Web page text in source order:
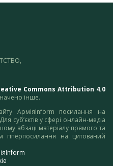
Commons Attribution 4.0
інше.
АрміяInform посилання на
суб’єктів у сфері онлайн-медіа
абзаці матеріалу прямого та
гіперпосилання на цитований